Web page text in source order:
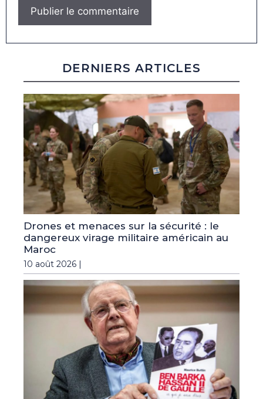
DERNIERS ARTICLES
Drones et menaces sur la sécurité : le
dangereux virage militaire américain au
Maroc
10 août 2026 |